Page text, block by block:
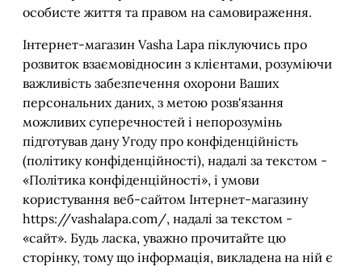
особисте життя та правом на самовираження.
Інтернет-магазин Vasha Lapa піклуючись про
розвиток взаємовідносин з клієнтами, розуміючи
важливість забезпечення охорони Ваших
персональних даних, з метою розв'язання
можливих суперечностей і непорозумінь
підготував дану Угоду про конфіденційність
(політику конфіденційності), надалі за текстом -
«Політика конфіденційності», і умови
користування веб-сайтом Інтернет-магазину
https://vashalapa.com/, надалі за текстом -
«сайт». Будь ласка, уважно прочитайте цю
сторінку, тому що інформація, викладена на ній є